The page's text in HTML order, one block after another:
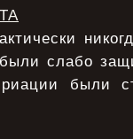
были слабо
были